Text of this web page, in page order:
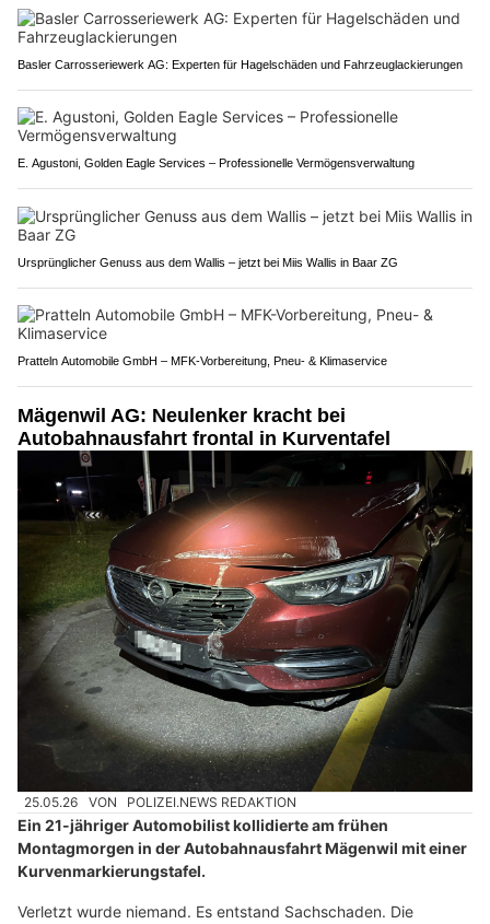
Basler Carrosseriewerk AG: Experten für Hagelschäden und Fahrzeuglackierungen
E. Agustoni, Golden Eagle Services – Professionelle Vermögensverwaltung
Ursprünglicher Genuss aus dem Wallis – jetzt bei Miis Wallis in Baar ZG
Pratteln Automobile GmbH – MFK-Vorbereitung, Pneu- & Klimaservice
Mägenwil AG: Neulenker kracht bei
Autobahnausfahrt frontal in Kurventafel
25.05.26 VON POLIZEI.NEWS REDAKTION
Ein 21-jähriger Automobilist kollidierte am frühen
Montagmorgen in der Autobahnausfahrt Mägenwil mit einer
Kurvenmarkierungstafel.
Verletzt wurde niemand. Es entstand Sachschaden. Die